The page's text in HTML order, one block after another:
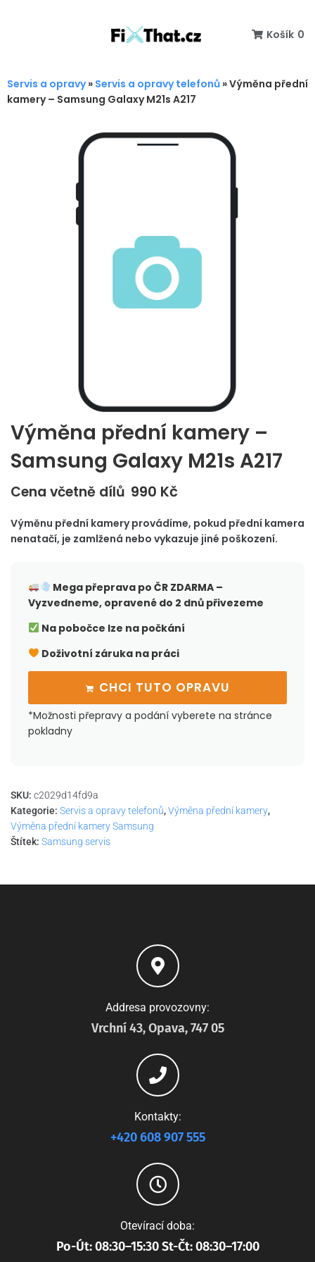
Košík 0
Servis a opravy» Servis a opravy telefonů »Výměna přední
kamery – Samsung Galaxy M21s A217
Výměna přední kamery –
Samsung Galaxy M21s A217
Cena včetně dílů 990 Kč
Výměnu přední kamery provádíme, pokud přední kamera
nenatačí, je zamlžená nebo vykazuje jiné poškození.
Mega přeprava po ČRZDARMA –
Vyzvedneme, opravené do 2 dnů přivezeme
Na pobočce lze na počkání
Doživotní záruka na práci
CHCI TUTO OPRAVU
*Možnosti přepravy a podání vyberete na stránce
pokladny
SKU: c2029d14fd9a
Kategorie: Servis a opravy telefonů,Výměna přední kamery,
Výměna přední kamery Samsung
Štítek: Samsung servis
Addresa provozovny:
Vrchní 43, Opava, 747 05
Kontakty:
+420 608 907 555
Otevírací doba:
Po-Út: 08:30–15:30 St-Čt: 08:30–17:00